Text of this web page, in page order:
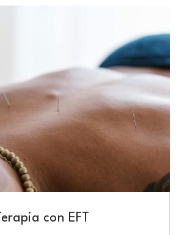
Terapia con EFT